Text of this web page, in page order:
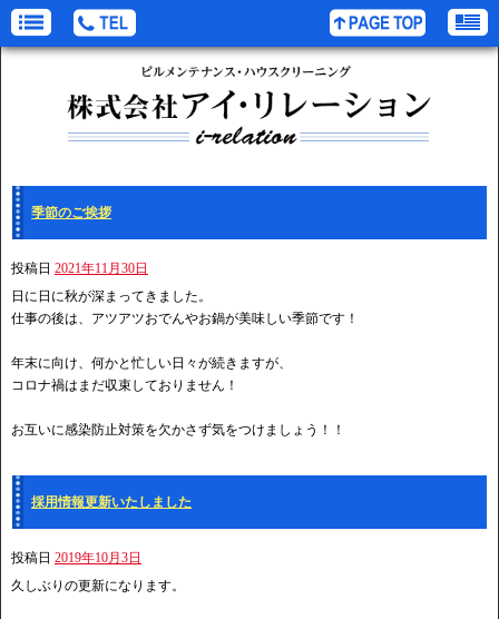
季節のご挨拶
投稿日 2021年11月30日
日に日に秋が深まってきました。
仕事の後は、アツアツおでんやお鍋が美味しい季節です！
年末に向け、何かと忙しい日々が続きますが、
コロナ禍はまだ収束しておりません！
お互いに感染防止対策を欠かさず気をつけましょう！！
採用情報更新いたしました
投稿日 2019年10月3日
久しぶりの更新になります。